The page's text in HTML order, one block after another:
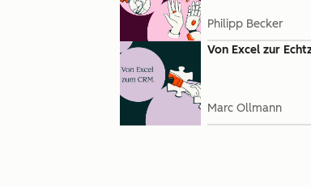
Philipp Becker
Von Excel zur
Marc Ollmann